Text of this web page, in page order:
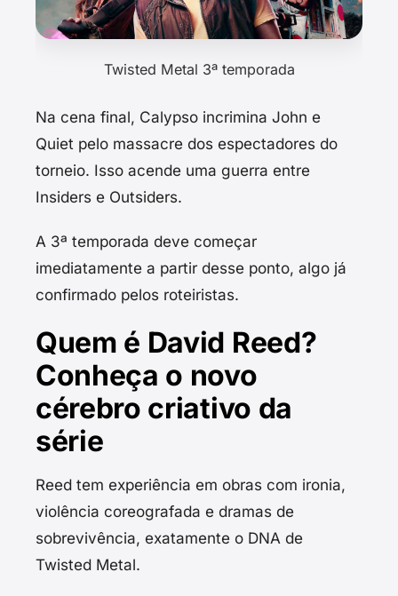
Twisted Metal 3ª temporada
Na cena final, Calypso incrimina John e
Quiet pelo massacre dos espectadores do
torneio. Isso acende uma guerra entre
Insiders e Outsiders.
A 3ª temporada deve começar
imediatamente a partir desse ponto, algo já
confirmado pelos roteiristas.
Quem é David Reed?
Conheça o novo
cérebro criativo da
série
Reed tem experiência em obras com ironia,
violência coreografada e dramas de
sobrevivência, exatamente o DNA de
Twisted Metal.